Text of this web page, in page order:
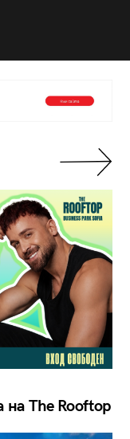
на The Rooftop